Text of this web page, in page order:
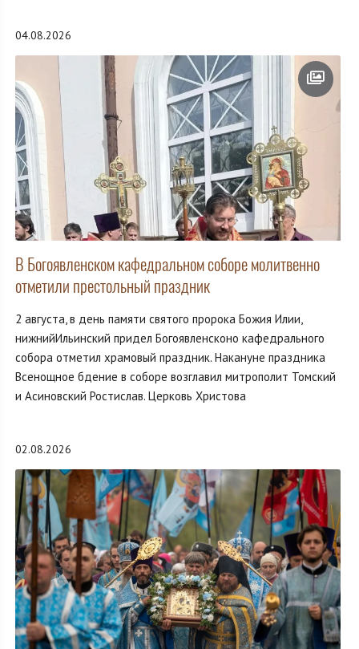
04.08.2026
В Богоявленском кафедральном соборе молитвенно
отметили престольный праздник
2 августа, в день памяти святого пророка Божия Илии,
нижнийИльинский придел Богоявленсконо кафедрального
собора отметил храмовый праздник. Накануне праздника
Всенощное бдение в соборе возглавил митрополит Томский
и Асиновский Ростислав. Церковь Христова
02.08.2026